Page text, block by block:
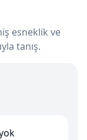
esneklik ve
tanış.